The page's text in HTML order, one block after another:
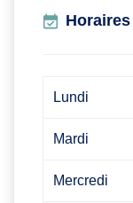
Horaires
Lundi
Mardi
Mercredi